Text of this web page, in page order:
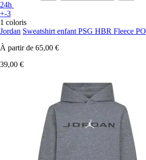
24h
+-3
1 coloris
Jordan Sweatshirt enfant PSG HBR Fleece PO
À partir de 65,00 €
39,00 €